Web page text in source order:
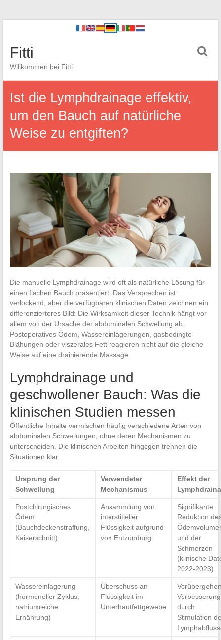
Fitti
Willkommen bei Fitti
Ist die Lymphdrainage effektiv,
um den Bauch auf natürliche
Weise zu entgiften?
Die manuelle Lymphdrainage wird oft als natürliche Lösung für
einen flachen Bauch präsentiert. Das Versprechen ist
verlockend, aber die verfügbaren klinischen Daten zeichnen ein
differenzierteres Bild: Die Wirksamkeit dieser Technik hängt vor
allem von der Ursache der abdominalen Schwellung ab.
Postoperatives Ödem, Wassereinlagerungen, gasbedingte
Blähungen oder viszerales Fett reagieren nicht auf die gleiche
Weise auf eine drainierende Massage.
Lymphdrainage und
geschwollener Bauch: Was die
klinischen Studien messen
Öffentliche Inhalte vermischen häufig verschiedene Arten von
abdominalen Schwellungen, ohne deren Mechanismen zu
unterscheiden. Die klinischen Arbeiten hingegen trennen die
Situationen klar.
Ursprung der
Schwellung
Verwendeter
Mechanismus
Effekt der
Postchirurgisches
Ödem
(Bauchdeckenstraffung,
Kaiserschnitt)
Ansammlung von
interstitieller
Flüssigkeit aufgrund
von Entzündung
Signifikante
Reduktion
und der
Schmerzen
(klinische
2022-2023)
Wassereinlagerung
(hormoneller Zyklus,
natriumreiche
Ernährung)
Überschuss an
Flüssigkeit im
Unterhautfettgewebe
Verbesserung
durch
Stimulation